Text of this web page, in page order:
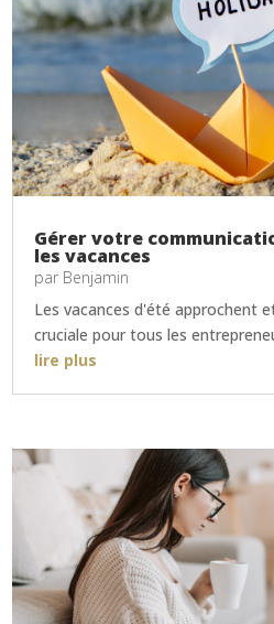
Gérer votre
les vacances
par Benjamin
Les vacances d'été approchent
cruciale pour tous les
lire plus